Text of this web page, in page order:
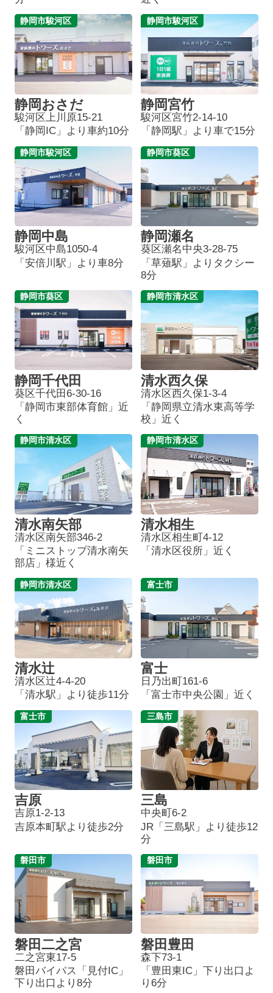
静岡市駿河区
静岡おさだ
駿河区上川原15-21
「静岡IC」より車約10分
静岡市駿河区
静岡宮竹
駿河区宮竹2-14-10
「静岡駅」より車で15分
静岡市駿河区
静岡中島
駿河区中島1050-4
「安倍川駅」より車8分
静岡市葵区
静岡瀬名
葵区瀬名中央3-28-75
「草薙駅」よりタクシー
8分
静岡市葵区
静岡千代田
葵区千代田6-30-16
「静岡市東部体育館」近
く
静岡市清水区
清水西久保
清水区西久保1-3-4
「静岡県立清水東高等学
校」近く
静岡市清水区
清水南矢部
清水区南矢部346-2
「ミニストップ清水南矢
部店」様近く
静岡市清水区
清水相生
清水区相生町4-12
「清水区役所」近く
静岡市清水区
清水辻
清水区辻4-4-20
「清水駅」より徒歩11分
富士市
富士
日乃出町161-6
「富士市中央公園」近く
富士市
吉原
吉原1-2-13
吉原本町駅より徒歩2分
三島市
三島
中央町6-2
JR「三島駅」より徒歩12
分
磐田市
磐田二之宮
二之宮東17-5
磐田バイパス「見付IC」
下り出口より8分
磐田市
磐田豊田
森下73-1
「豊田東IC」下り出口よ
り6分